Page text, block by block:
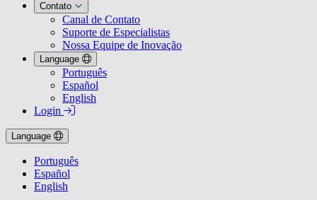
Contato
Canal de Contato
Suporte de Especialistas
Nossa Equipe de Inovação
Language
Português
Español
English
Login
Language
Português
Español
English